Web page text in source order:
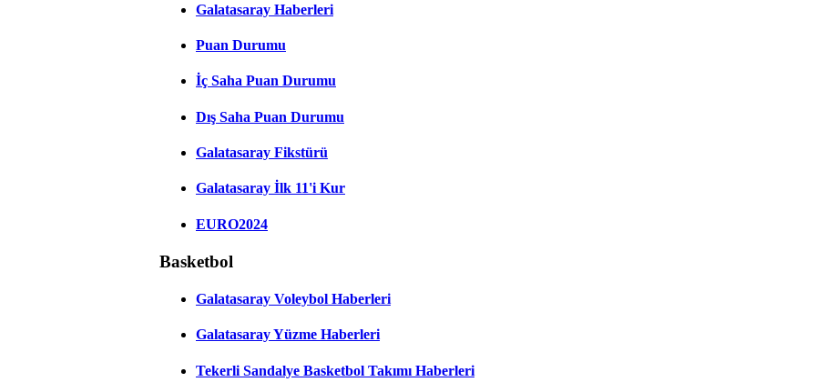
Galatasaray Haberleri
Puan Durumu
İç Saha Puan Durumu
Dış Saha Puan Durumu
Galatasaray Fikstürü
Galatasaray İlk 11'i Kur
EURO2024
Basketbol
Galatasaray Voleybol Haberleri
Galatasaray Yüzme Haberleri
Tekerli Sandalye Basketbol Takımı Haberleri